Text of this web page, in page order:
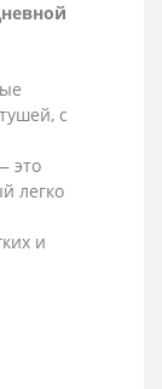
с
это
легко
и